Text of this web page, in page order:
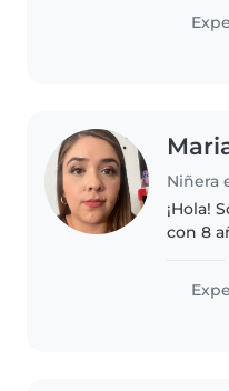
crear
Niñera
¡Hola!
con 8
hacer
los